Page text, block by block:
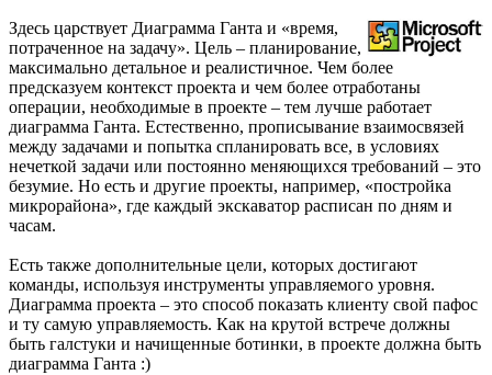
Здесь царствует Диаграмма Ганта и «время,
потраченное на задачу». Цель – планирование,
максимально детальное и реалистичное. Чем более
предсказуем контекст проекта и чем более отработаны
операции, необходимые в проекте – тем лучше работает
диаграмма Ганта. Естественно, прописывание взаимосвязей
между задачами и попытка спланировать все, в условиях
нечеткой задачи или постоянно меняющихся требований – это
безумие. Но есть и другие проекты, например, «постройка
микрорайона», где каждый экскаватор расписан по дням и
часам.
Есть также дополнительные цели, которых достигают
команды, используя инструменты управляемого уровня.
Диаграмма проекта – это способ показать клиенту свой пафос
и ту самую управляемость. Как на крутой встрече должны
быть галстуки и начищенные ботинки, в проекте должна быть
диаграмма Ганта :)